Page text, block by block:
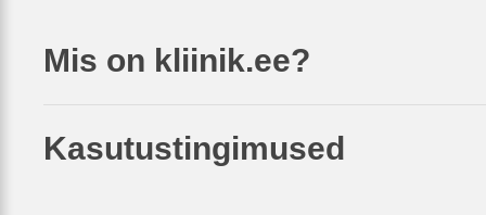
Mis on kliinik.ee?
Kasutustingimused